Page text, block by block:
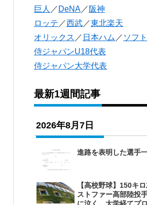
巨人 ／ DeNA ／ 阪神
ロッテ ／西武 ／東北楽天
オリックス ／ 日本ハム ／ ソフ
侍ジャパンU18代表
侍ジャパン大学代表
最新1週間記事
2026年8月7日
進路を表明した選手
【高校野球】150キ
ストファー高部陸投